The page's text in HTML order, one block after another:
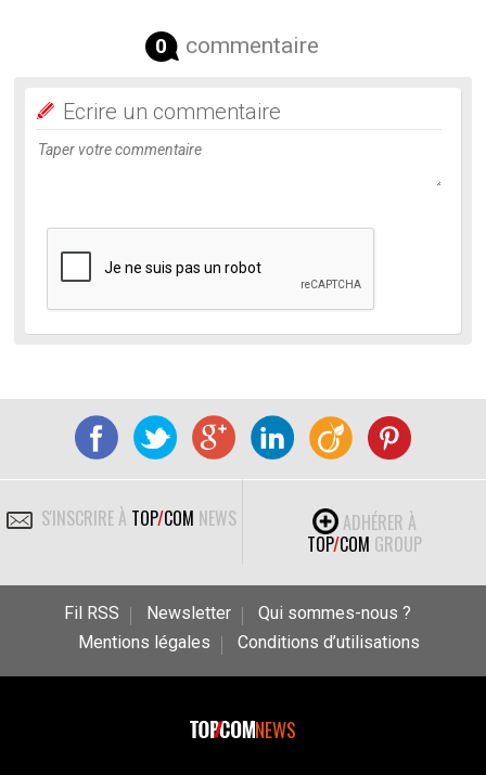
0 commentaire
Ecrire un commentaire
S'INSCRIRE À TOP/COM NEWS
ADHÉRER À
TOP/COM GROUP
Fil RSS Newsletter
Qui sommes-nous ?
Mentions légales
Conditions d’utilisations
NEWS